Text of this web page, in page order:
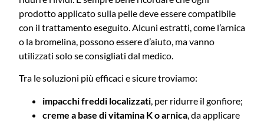
prodotto applicato sulla pelle deve essere compatibile
con il trattamento eseguito. Alcuni estratti, come l’arnica
o la bromelina, possono essere d’aiuto, ma vanno
utilizzati solo se consigliati dal medico.
Tra le soluzioni più efficaci e sicure troviamo:
impacchi freddi localizzati , per ridurre il gonfiore;
creme a base di vitamina K o arnica , da applicare